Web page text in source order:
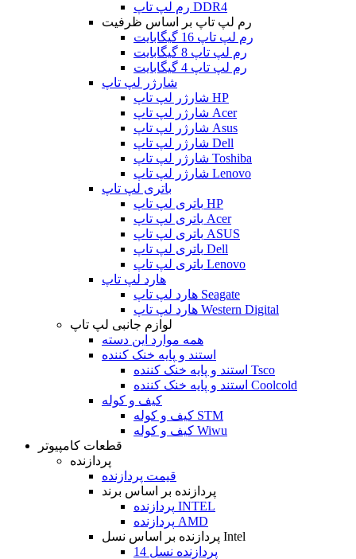
رم لپ تاپ DDR4
رم لپ تاپ بر اساس ظرفیت
رم لپ تاپ 16 گیگابایت
رم لپ تاپ 8 گیگابایت
رم لپ تاپ 4 گیگابایت
شارژر لپ تاپ
شارژر لپ تاپ HP
شارژر لپ تاپ Acer
شارژر لپ تاپ Asus
شارژر لپ تاپ Dell
شارژر لپ تاپ Toshiba
شارژر لپ تاپ Lenovo
باتری لپ تاپ
باتری لپ تاپ HP
باتری لپ تاپ Acer
باتری لپ تاپ ASUS
باتری لپ تاپ Dell
باتری لپ تاپ Lenovo
هارد لپ تاپ
هارد لپ تاپ Seagate
هارد لپ تاپ Western Digital
لوازم جانبی لپ تاپ
همه موارد این دسته
استند و پایه خنک کننده
استند و پایه خنک کننده Tsco
استند و پایه خنک کننده Coolcold
کیف و کوله
کیف و کوله STM
کیف و کوله Wiwu
قطعات کامپیوتر
پردازنده
قیمت پردازنده
پردازنده بر اساس برند
پردازنده INTEL
پردازنده AMD
پردازنده بر اساس نسل Intel
پردازنده نسل 14